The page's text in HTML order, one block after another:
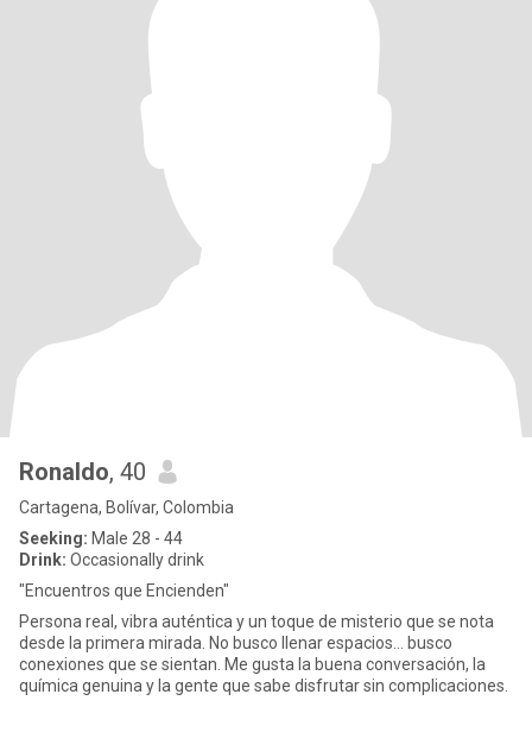
Ronaldo, 40
Cartagena, Bolívar, Colombia
Seeking: Male 28 - 44
Drink: Occasionally drink
"Encuentros que Encienden"
Persona real, vibra auténtica y un toque de misterio que se nota
desde la primera mirada. No busco llenar espacios… busco
conexiones que se sientan. Me gusta la buena conversación, la
química genuina y la gente que sabe disfrutar sin complicaciones.